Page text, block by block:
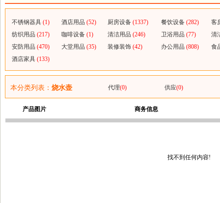
不锈钢器具 (1) 酒店用品 (52) 厨房设备 (1337) 餐饮设备 (282)
客
纺织用品 (217) 咖啡设备 (1) 清洁用品 (246) 卫浴用品 (77)
清
安防用品 (470) 大堂用品 (35) 装修装饰 (42) 办公用品 (808)
食
酒店家具 (133)
本分类列表： 烧水壶 代理(0) 供应(0)
产品图片 商务信息
找不到任何内容!